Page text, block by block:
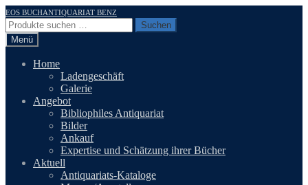
Zur
Navigation
springen
Zum
Inhalt
springen
EOS BUCHANTIQUARIAT BENZ
Suchen
nach:
Suchen
Menü
Home
Ladengeschäft
Galerie
Angebot
Bibliophiles Antiquariat
Bilder
Ankauf
Expertise und Schätzung ihrer Bücher
Aktuell
Antiquariats-Kataloge